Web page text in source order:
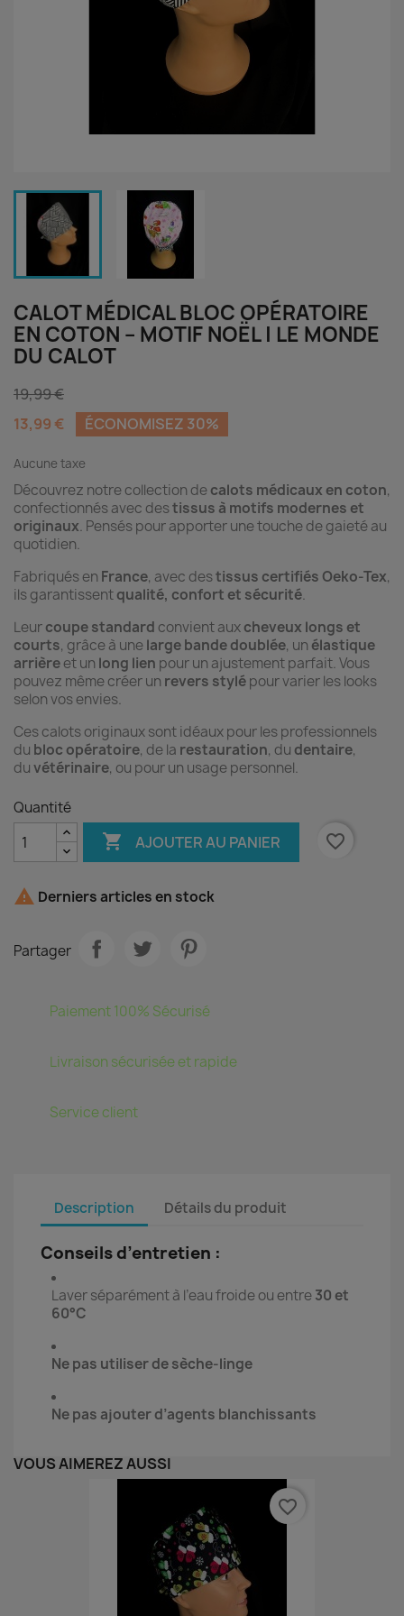
CALOT MÉDICAL BLOC OPÉRATOIRE
EN COTON – MOTIF NOËL | LE MONDE
DU CALOT
19,99 €
13,99 €
ÉCONOMISEZ 30%
Aucune taxe
Découvrez notre collection decalots médicaux en coton,
confectionnés avec destissus à motifs modernes et
originaux. Pensés pour apporter une touche de gaieté au
quotidien.
Fabriqués en France, avec destissus certifiés Oeko-Tex,
ils garantissentqualité, confort et sécurité.
Leurcoupe standard convient auxcheveux longs et
courts, grâce à unelarge bande doublée, un élastique
arrièreet un long lien pour un ajustement parfait. Vous
pouvez même créer un revers stylépour varier les looks
selon vos envies.
Ces calots originaux sont idéaux pour les professionnels
du bloc opératoire, de la restauration, du dentaire,
duvétérinaire, ou pour un usage personnel.
Quantité
 AJOUTER AU PANIER favorite_border
 Derniers articles en stock
Partager
Paiement 100% Sécurisé
Livraison sécurisée et rapide
Service client
Description Détails du produit
Conseils d’entretien :
Laver séparément à l’eau froide ou entre30 et
60°C
Ne pas utiliser de sèche-linge
Ne pas ajouter d’agents blanchissants
VOUS AIMEREZ AUSSI
favorite_border